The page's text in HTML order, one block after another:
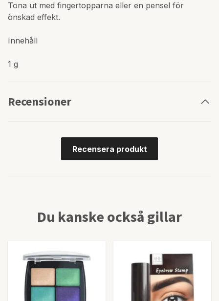
Tona ut med fingertopparna eller en pensel för
önskad effekt.
Innehåll
1 g
Recensioner
Recensera produkt
Du kanske också gillar